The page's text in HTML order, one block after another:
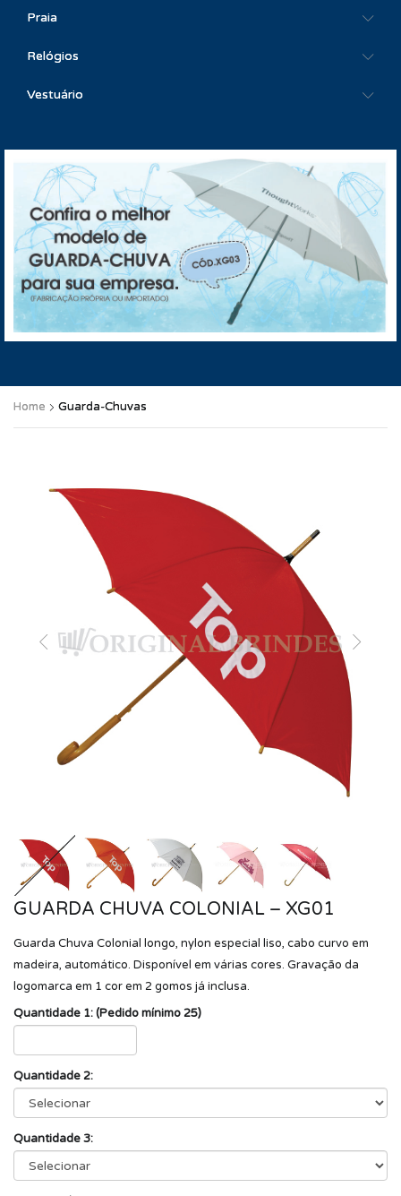
Praia
Relógios
Vestuário
Home Guarda-Chuvas
GUARDA CHUVA COLONIAL – XG01
Guarda Chuva Colonial longo, nylon especial liso, cabo curvo em
madeira, automático. Disponível em várias cores. Gravação da
logomarca em 1 cor em 2 gomos já inclusa.
Quantidade 1: (Pedido mínimo 25)
Quantidade 2:
Quantidade 3: